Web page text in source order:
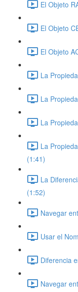
El Objeto
El Objeto
El Objeto
La
La
La
La
(1:41)
La
(1:52)
Navegar
Usar el
Diferencia
Navegar